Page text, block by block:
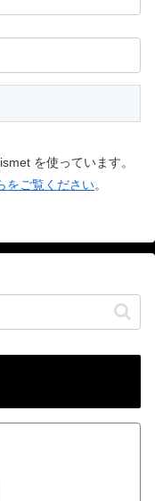
を使っています。
をご覧ください。